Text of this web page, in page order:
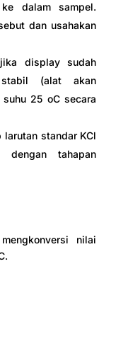
dalam sampel.
dan usahakan
display sudah
stabil (alat akan
25 oC secara
larutan standar KCl
tahapan
nilai